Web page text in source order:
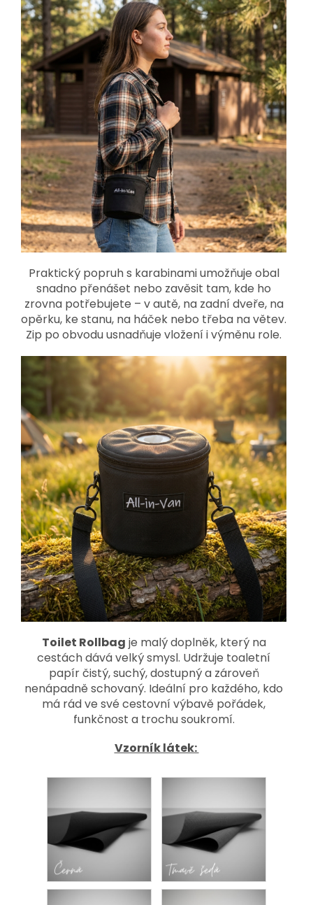
Praktický popruh s karabinami umožňuje obal
snadno přenášet nebo zavěsit tam, kde ho
zrovna potřebujete – v autě, na zadní dveře, na
opěrku, ke stanu, na háček nebo třeba na větev.
Zip po obvodu usnadňuje vložení i výměnu role.
Toilet Rollbag je malý doplněk, který na
cestách dává velký smysl. Udržuje toaletní
papír čistý, suchý, dostupný a zároveň
nenápadně schovaný. Ideální pro každého, kdo
má rád ve své cestovní výbavě pořádek,
funkčnost a trochu soukromí.
Vzorník látek: